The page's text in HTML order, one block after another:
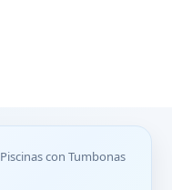
Piscinas con Tumbonas